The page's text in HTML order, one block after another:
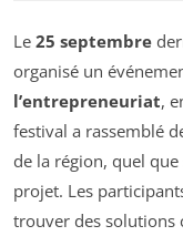
Le 25 septembre
organisé un
l’entrepreneuriat,
festival a rassemblé
de la région, quel
projet. Les
trouver des solutions